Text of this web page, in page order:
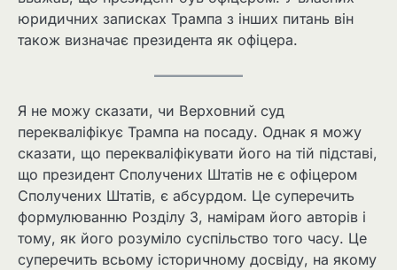
юридичних записках Трампа з інших питань він
також визначає президента як офіцера.
Я не можу сказати, чи Верховний суд
перекваліфікує Трампа на посаду. Однак я можу
сказати, що перекваліфікувати його на тій підставі,
що президент Сполучених Штатів не є офіцером
Сполучених Штатів, є абсурдом. Це суперечить
формулюванню Розділу 3, намірам його авторів і
тому, як його розуміло суспільство того часу. Це
суперечить всьому історичному досвіду, на якому